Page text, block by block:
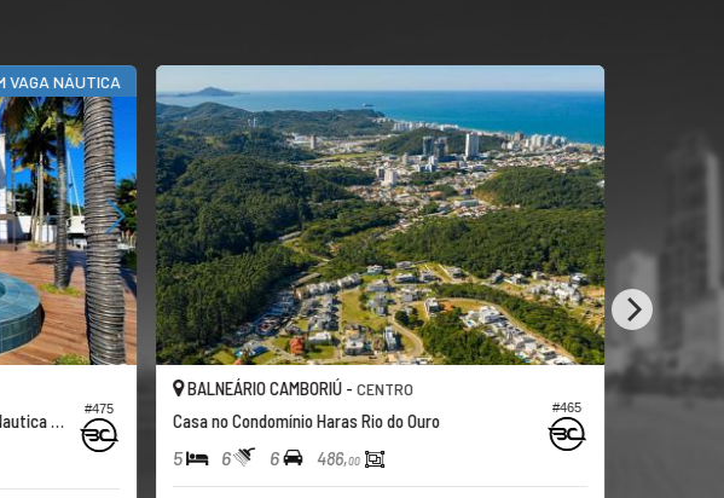
BALNEÁRIO CAMBORIÚ -CENTRO
Casa no Condomínio Haras Rio do Ouro
6 486,00
BALNEÁRIO CAMBORIÚ -
Casa no Bella Vista Residence Club
8